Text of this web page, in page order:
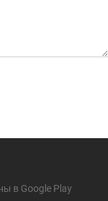
в Google Play